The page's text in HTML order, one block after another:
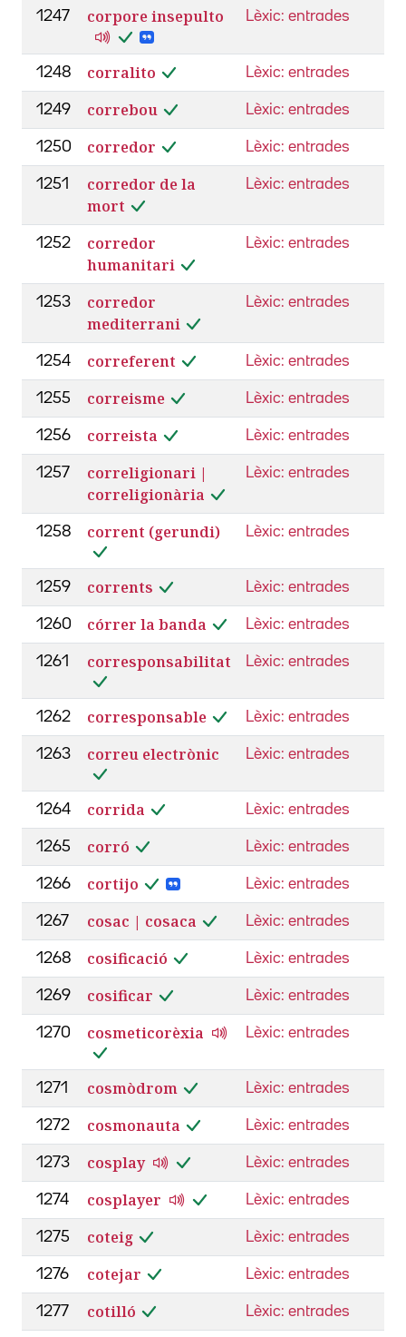
1247 corpore insepulto Lèxic: entrades
1248 corralito Lèxic: entrades
1249 correbou Lèxic: entrades
1250 corredor Lèxic: entrades
1251
corredor de la
mort
Lèxic: entrades
1252
corredor
humanitari
Lèxic: entrades
1253
corredor
mediterrani
Lèxic: entrades
1254 correferent Lèxic: entrades
1255 correisme Lèxic: entrades
1256 correista Lèxic: entrades
1257
correligionari |
correligionària
Lèxic: entrades
1258 corrent (gerundi) Lèxic: entrades
1259 corrents Lèxic: entrades
1260 córrer la banda Lèxic: entrades
1261 corresponsabilitat Lèxic: entrades
1262 corresponsable Lèxic: entrades
1263 correu electrònic Lèxic: entrades
1264 corrida Lèxic: entrades
1265 corró Lèxic: entrades
1266 cortijo Lèxic: entrades
1267 cosac | cosaca Lèxic: entrades
1268 cosificació Lèxic: entrades
1269 cosificar Lèxic: entrades
1270 cosmeticorèxia Lèxic: entrades
1271 cosmòdrom Lèxic: entrades
1272 cosmonauta Lèxic: entrades
1273 cosplay Lèxic: entrades
1274 cosplayer Lèxic: entrades
1275 coteig Lèxic: entrades
1276 cotejar Lèxic: entrades
1277 cotilló Lèxic: entrades